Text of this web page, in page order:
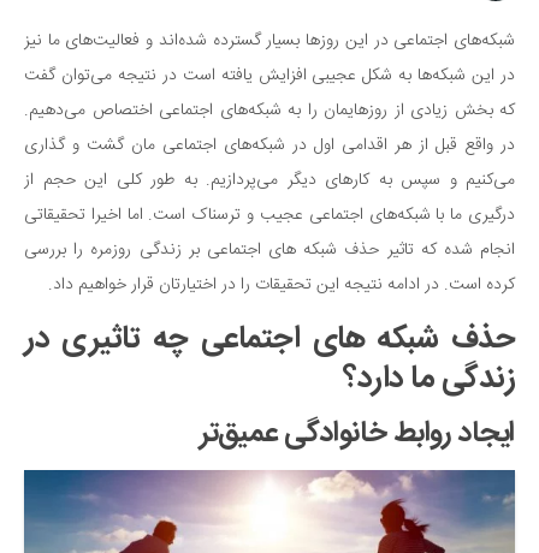
تغذیه سالم
بهداشت
بیماری و درمان
کودک و مادر
ورزش و تندرستی
روانشناسی
مراکز پزشکی و دارویی
فرهنگ و هنر
سینما و تئاتر
تلویزیون
موسیقی
چهره‌ها
شبکه‌های اجتماعی در این روزها بسیار گسترده شده‌اند و فعالیت‌های ما نیز
در این شبکه‌ها به شکل عجیبی افزایش یافته است در نتیجه می‌توان گفت
که بخش زیادی از روزهایمان را به شبکه‌های اجتماعی اختصاص می‌دهیم.
در واقع قبل از هر اقدامی اول در شبکه‌های اجتماعی مان گشت و گذاری
می‌کنیم و سپس به کارهای دیگر می‌پردازیم. به طور کلی این حجم از
درگیری ما با شبکه‌های اجتماعی عجیب و ترسناک است. اما اخیرا تحقیقاتی
انجام شده که تاثیر حذف شبکه های اجتماعی بر زندگی روزمره را بررسی
کرده است. در ادامه نتیجه این تحقیقات را در اختیارتان قرار خواهیم داد.
حذف شبکه های اجتماعی چه تاثیری در
زندگی ما دارد؟
ایجاد روابط خانوادگی عمیق‌تر